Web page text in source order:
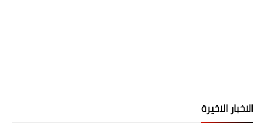
الاخبار الاخيرة